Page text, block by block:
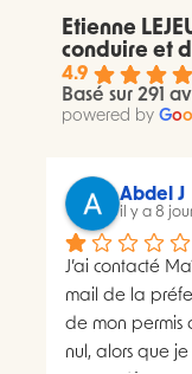
Etienne
conduire et
4.9
Basé sur 291
powered by Goo
Abdel J
il y a 8
J’ai contacté
mail de la
de mon permis
nul, alors que